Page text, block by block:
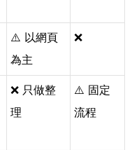
⚠️ 以網頁
為主
❌
❌ 只做整
理
⚠️ 固定
流程